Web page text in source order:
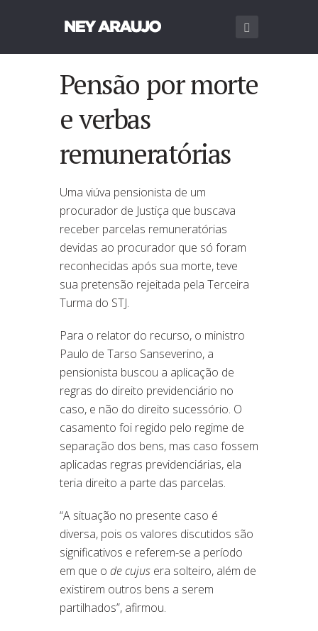
Pensão por morte
e verbas
remuneratórias
Uma viúva pensionista de um
procurador de Justiça que buscava
receber parcelas remuneratórias
devidas ao procurador que só foram
reconhecidas após sua morte, teve
sua pretensão rejeitada pela Terceira
Turma do STJ.
Para o relator do recurso, o ministro
Paulo de Tarso Sanseverino, a
pensionista buscou a aplicação de
regras do direito previdenciário no
caso, e não do direito sucessório. O
casamento foi regido pelo regime de
separação dos bens, mas caso fossem
aplicadas regras previdenciárias, ela
teria direito a parte das parcelas.
“A situação no presente caso é
diversa, pois os valores discutidos são
significativos e referem-se a período
em que o de cujus era solteiro, além de
existirem outros bens a serem
partilhados”, afirmou.